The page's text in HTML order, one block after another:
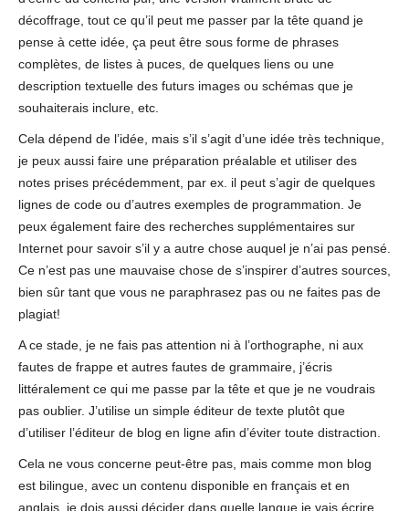
décoffrage, tout ce qu’il peut me passer par la tête quand je
pense à cette idée, ça peut être sous forme de phrases
complètes, de listes à puces, de quelques liens ou une
description textuelle des futurs images ou schémas que je
souhaiterais inclure, etc.
Cela dépend de l’idée, mais s’il s’agit d’une idée très technique,
je peux aussi faire une préparation préalable et utiliser des
notes prises précédemment, par ex. il peut s’agir de quelques
lignes de code ou d’autres exemples de programmation. Je
peux également faire des recherches supplémentaires sur
Internet pour savoir s’il y a autre chose auquel je n’ai pas pensé.
Ce n’est pas une mauvaise chose de s’inspirer d’autres sources,
bien sûr tant que vous ne paraphrasez pas ou ne faites pas de
plagiat!
A ce stade, je ne fais pas attention ni à l’orthographe, ni aux
fautes de frappe et autres fautes de grammaire, j’écris
littéralement ce qui me passe par la tête et que je ne voudrais
pas oublier. J’utilise un simple éditeur de texte plutôt que
d’utiliser l’éditeur de blog en ligne afin d’éviter toute distraction.
Cela ne vous concerne peut-être pas, mais comme mon blog
est bilingue, avec un contenu disponible en français et en
anglais, je dois aussi décider dans quelle langue je vais écrire